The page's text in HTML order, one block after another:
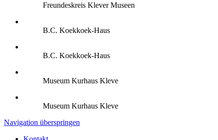
Freundeskreis Klever Museen
B.C. Koekkoek-Haus
B.C. Koekkoek-Haus
Museum Kurhaus Kleve
Museum Kurhaus Kleve
Navigation überspringen